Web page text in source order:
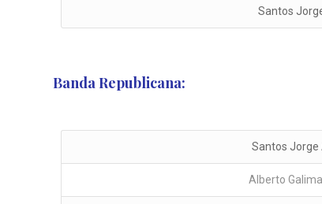
Santos
Banda Republicana:
Santos Jorge
Alberto